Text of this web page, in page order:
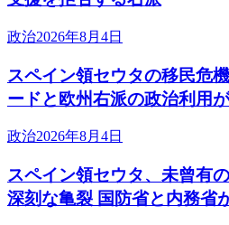
政治2026年8月4日
スペイン領セウタの移民危
ードと欧州右派の政治利用
政治2026年8月4日
スペイン領セウタ、未曾有
深刻な亀裂 国防省と内務省